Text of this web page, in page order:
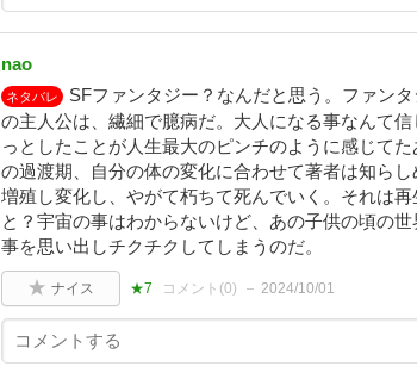
nao
ネタバレ
SFファンタジー？なんだと思う。ファン
の主人公は、繊細で臆病だ。大人になる事なんて
っとしたことが人生最大のピンチのように感じて
の過渡期、自分の体の変化に合わせて著者は知らし
増殖し変化し、やがて朽ちて死んでいく。それは
と？宇宙の事はわからないけど、あの子供の頃の
事を思い出しチクチクしてしまうのだ。
ナイス ★7 コメント(0) 2024/10/01